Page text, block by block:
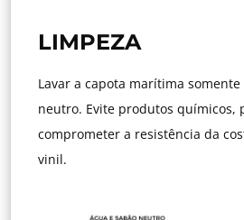
LIMPEZA
Lavar a capota marítima
neutro. Evite produtos químicos,
comprometer a resistência da
vinil.